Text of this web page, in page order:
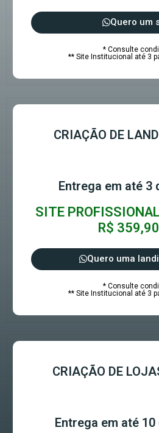
Quero um
* Consulte
** Site Institucional até 3
CRIAÇÃO DE
Entrega em até 3
SITE
R$
Quero uma
* Consulte
** Site Institucional até 3
CRIAÇÃO DE
Entrega em até